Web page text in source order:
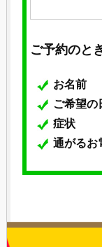
ご予約のと
お名前
ご希望の
症状
通がるお